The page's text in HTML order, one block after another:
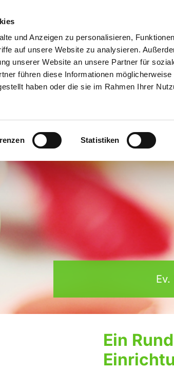
und Anzeigen zu personalisieren,
auf unsere Website zu analysieren.
unserer Website an unsere Partner für
führen diese Informationen
haben oder die sie im Rahmen Ihrer
Statistiken
INFORMATIONEN
Ein